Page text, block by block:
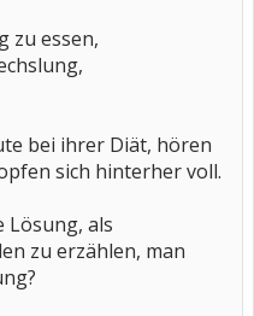
zu essen,
bei ihrer Diät, hören
sich hinterher voll.
Lösung, als
zu erzählen, man